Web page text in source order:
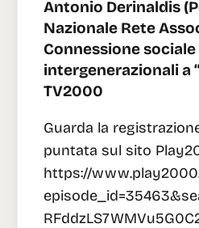
Antonio Derinaldis
Nazionale Rete
Connessione
intergenerazionali a
TV2000
Guarda la
puntata sul sito
https://